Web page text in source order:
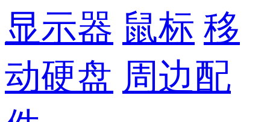
显示器 鼠标 移
动硬盘 周边配